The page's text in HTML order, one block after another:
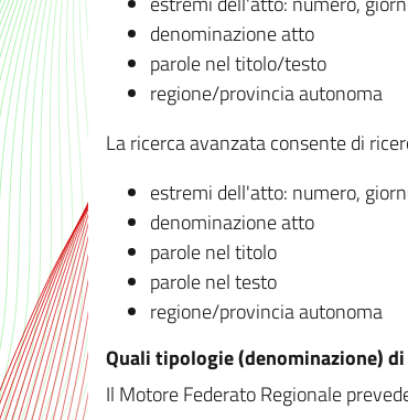
denominazione atto
parole nel titolo/testo
regione/provincia autonoma
La ricerca avanzata consente di
estremi dell'atto: numero,
denominazione atto
parole nel titolo
parole nel testo
regione/provincia autonoma
Quali tipologie (denominazione)
Il Motore Federato Regionale